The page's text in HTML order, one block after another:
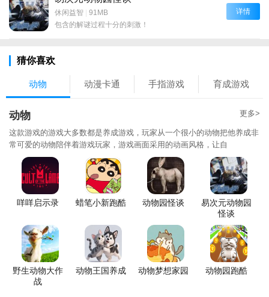
休闲益智 | 91MB
包含的解谜过程十分的刺激！
详情
猜你喜欢
动物 动漫卡通 手指游戏 育成游戏
动物 更多>
这款游戏的游戏大多数都是养成游戏，玩家从一个很小的动物把他养成非
常可爱的动物陪伴着游戏玩家，游戏画面采用的动画风格，让自
咩咩启示录 蜡笔小新跑酷 动物园怪谈
易次元动物园
怪谈
野生动物大作
战
动物王国养成 动物梦想家园 动物园跑酷